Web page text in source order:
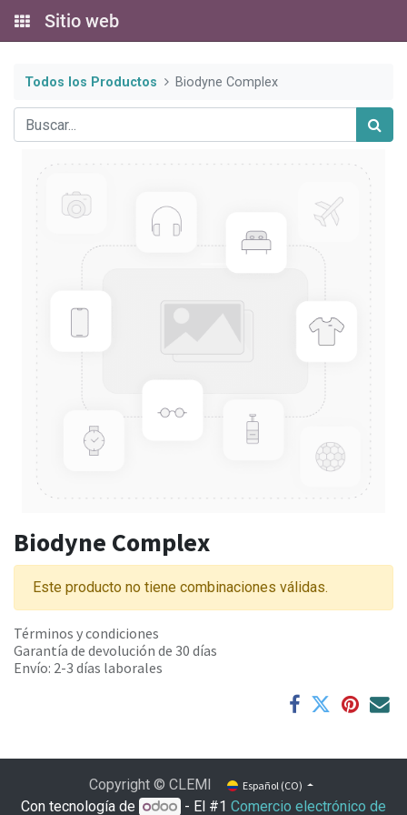
Sitio web
Todos los Productos Biodyne Complex
Biodyne Complex
Este producto no tiene combinaciones válidas.
Términos y condiciones
Garantía de devolución de 30 días
Envío: 2-3 días laborales
Copyright © CLEMI Español (CO)
Con tecnología de - El #1Comercio electrónico de